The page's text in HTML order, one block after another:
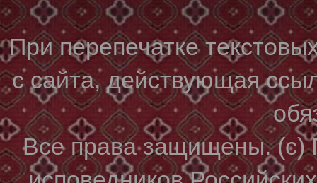
При перепечатке
с сайта, действующая
Все права защищены. (с)